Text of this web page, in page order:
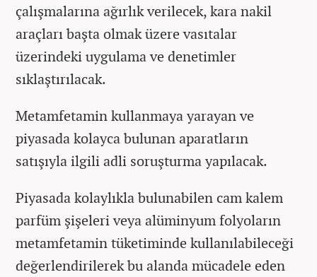
çalışmalarına ağırlık verilecek, kara nakil
araçları başta olmak üzere vasıtalar
üzerindeki uygulama ve denetimler
sıklaştırılacak.
Metamfetamin kullanmaya yarayan ve
piyasada kolayca bulunan aparatların
satışıyla ilgili adli soruşturma yapılacak.
Piyasada kolaylıkla bulunabilen cam kalem
parfüm şişeleri veya alüminyum folyoların
metamfetamin tüketiminde kullanılabileceği
değerlendirilerek bu alanda mücadele eden